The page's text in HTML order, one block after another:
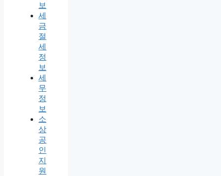
보
세
금
절
세
정
보
세
무
정
보
소
상
공
인
지
원